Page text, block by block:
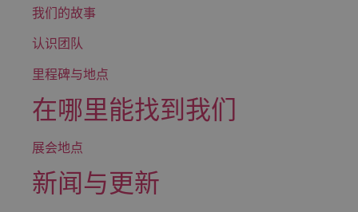
我们的故事
认识团队
里程碑与地点
在哪里能找到我们
展会地点
新闻与更新